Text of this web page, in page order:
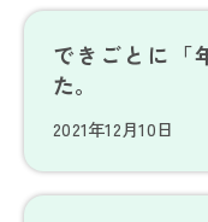
できごとに「
た。
2021年12月10日